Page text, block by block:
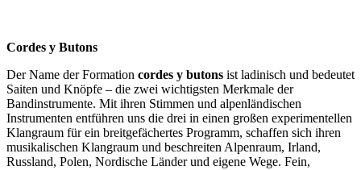
Cordes y Butons
Der Name der Formation cordes y butons ist ladinisch und bedeutet
Saiten und Knöpfe – die zwei wichtigsten Merkmale der
Bandinstrumente. Mit ihren Stimmen und alpenländischen
Instrumenten entführen uns die drei in einen großen experimentellen
Klangraum für ein breitgefächertes Programm, schaffen sich ihren
musikalischen Klangraum und beschreiten Alpenraum, Irland,
Russland, Polen, Nordische Länder und eigene Wege. Fein,